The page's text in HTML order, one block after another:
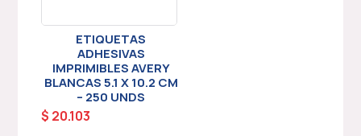
ETIQUETAS
ADHESIVAS
IMPRIMIBLES AVERY
BLANCAS 5.1 X 10.2 CM
– 250 UNDS
$ 20.103